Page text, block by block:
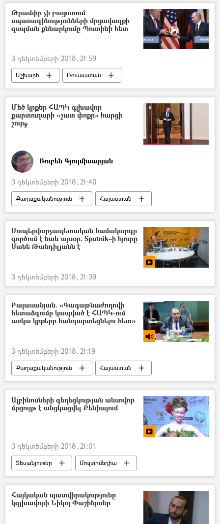
Ազգային ժողովի ընտրություններ
Թրամփը չի բացառում
սպառազինությունների մրցավազքի
զսպման քննարկումը Պուտինի հետ
3 դեկտեմբերի 2018, 21:59
Աշխարհ
Ռուսաստան
Քաղաքականություն
Հայաստան
Ամերիկայի Միացյալ Նահանգներ
Մեծ կրքեր ՀԱՊԿ գլխավոր
քարտուղարի «շատ փոքր» հարցի
շուրջ
Ռուբեն Գյուլմիսարյան
3 դեկտեմբերի 2018, 21:40
Քաղաքականություն
Հայաստան
Ռուսաստան
Աշխարհ
Հեղինակներ
Հավաքական անվտանգության պայմանագիր կազմակերպություն (ՀԱՊԿ)
Սուպերվարչապետական համակարգը
գործում է նաև այսօր. Sputnik–ի հյուրը
Մանե Թանդիլյանն է
3 դեկտեմբերի 2018, 21:39
Բալասանյան. «Գագաթնաժողովի
հետաձգումը կապված է ՀԱՊԿ-ում
առկա կրքերը հանդարտեցնելու հետ»
3 դեկտեմբերի 2018, 21:19
Քաղաքականություն
Հայաստան
ՌԱԴԻՈ
Աշխարհ
Հավաքական անվտանգության պայմանագիր կազմակերպություն (ՀԱՊԿ)
Ալբինոսների գեղեցկության անսովոր
մրցույթ է անցկացվել Քենիայում
3 դեկտեմբերի 2018, 21:01
Տեսանյութեր
Մուլտիմեդիա
Աշխարհ
Հայկական պատվիրակությունը
կգլխավորի Նիկոլ Փաշինյանը